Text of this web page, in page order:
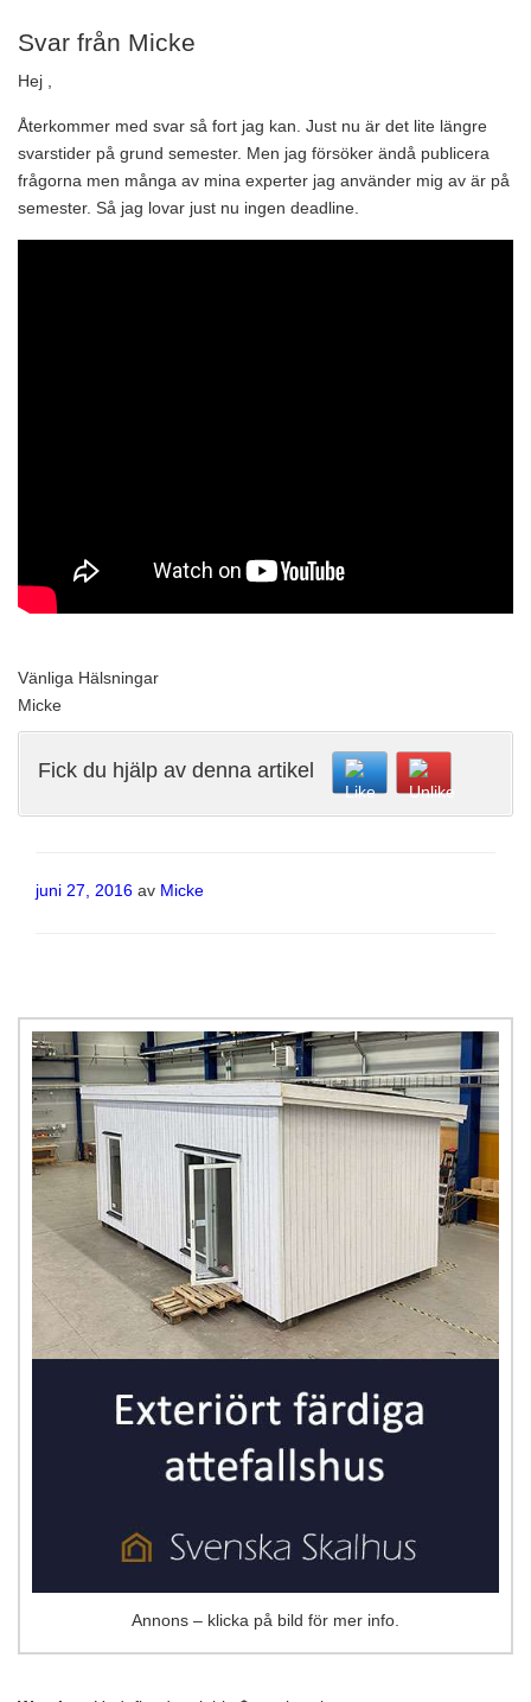
Svar från Micke
Hej ,
Återkommer med svar så fort jag kan. Just nu är det lite längre
svarstider på grund semester. Men jag försöker ändå publicera
frågorna men många av mina experter jag använder mig av är på
semester. Så jag lovar just nu ingen deadline.
Vänliga Hälsningar
Micke
Fick du hjälp av denna artikel
Publicerat
juni 27, 2016 av Micke
Annons – klicka på bild för mer info.